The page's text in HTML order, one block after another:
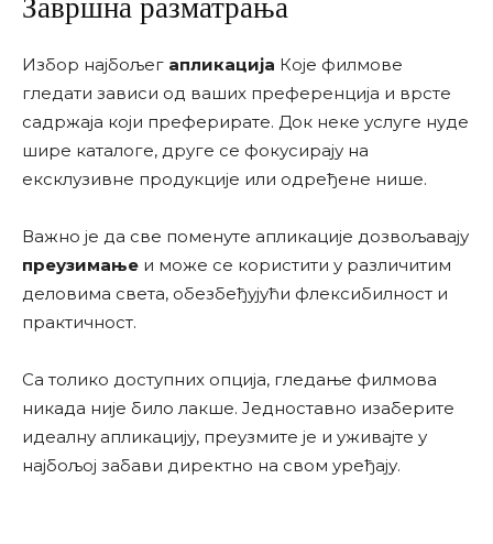
Избор најбољег апликација Које филмове
гледати зависи од ваших преференција и врсте
садржаја који преферирате. Док неке услуге нуде
шире каталоге, друге се фокусирају на
ексклузивне продукције или одређене нише.
Важно је да све поменуте апликације дозвољавају
преузимање и може се користити у различитим
деловима света, обезбеђујући флексибилност и
практичност.
Са толико доступних опција, гледање филмова
никада није било лакше. Једноставно изаберите
идеалну апликацију, преузмите је и уживајте у
најбољој забави директно на свом уређају.